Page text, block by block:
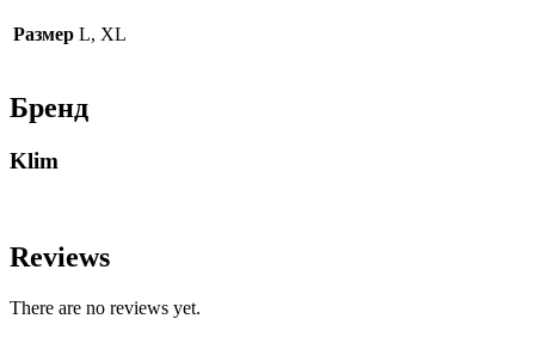
Размер L, XL
Бренд
Klim
Reviews
There are no reviews yet.